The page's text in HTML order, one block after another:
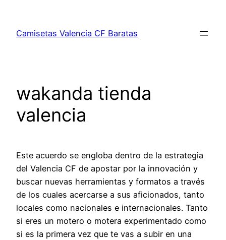
contenido
Camisetas Valencia CF Baratas
wakanda tienda
valencia
Este acuerdo se engloba dentro de la estrategia
del Valencia CF de apostar por la innovación y
buscar nuevas herramientas y formatos a través
de los cuales acercarse a sus aficionados, tanto
locales como nacionales e internacionales. Tanto
si eres un motero o motera experimentado como
si es la primera vez que te vas a subir en una